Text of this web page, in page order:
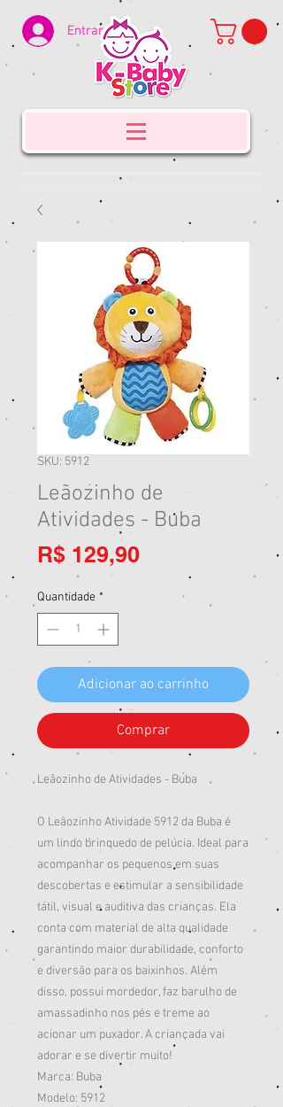
Entrar
SKU: 5912
Leãozinho de
Atividades - Buba
R$ 129,90
Quantidade *
Adicionar ao carrinho
Comprar
Leãozinho de Atividades - Buba
O Leãozinho Atividade 5912 da Buba é
um lindo brinquedo de pelúcia. Ideal para
acompanhar os pequenos em suas
descobertas e estimular a sensibilidade
tátil, visual e auditiva das crianças. Ela
conta com material de alta qualidade
garantindo maior durabilidade, conforto
e diversão para os baixinhos. Além
disso, possui mordedor, faz barulho de
amassadinho nos pés e treme ao
acionar um puxador. A criançada vai
adorar e se divertir muito!
Marca: Buba
Modelo: 5912